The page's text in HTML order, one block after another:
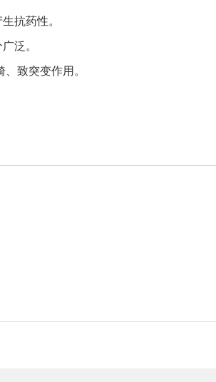
抗药性。
泛。
致突变作用。